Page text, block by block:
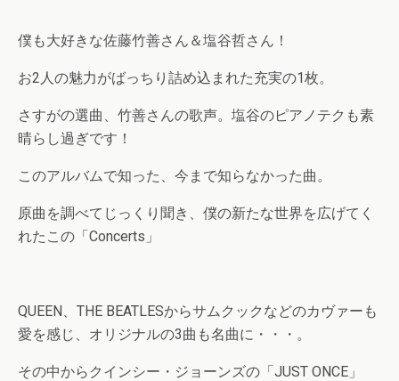
僕も大好きな佐藤竹善さん＆塩谷哲さん！
お2人の魅力がばっちり詰め込まれた充実の1枚。
さすがの選曲、竹善さんの歌声。塩谷のピアノテクも素
晴らし過ぎです！
このアルバムで知った、今まで知らなかった曲。
原曲を調べてじっくり聞き、僕の新たな世界を広げてく
れたこの「Concerts」
QUEEN、THE BEATLESからサムクックなどのカヴァーも
愛を感じ、オリジナルの3曲も名曲に・・・。
その中からクインシー・ジョーンズの「JUST ONCE」